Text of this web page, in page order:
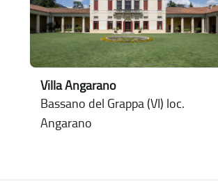
Villa Angarano
Bassano del Grappa (VI) loc.
Angarano